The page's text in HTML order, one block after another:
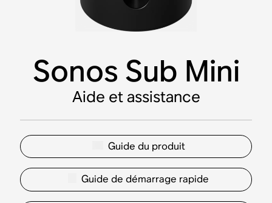
Sonos Sub Mini
Aide et assistance
Guide du produit
Guide de démarrage rapide